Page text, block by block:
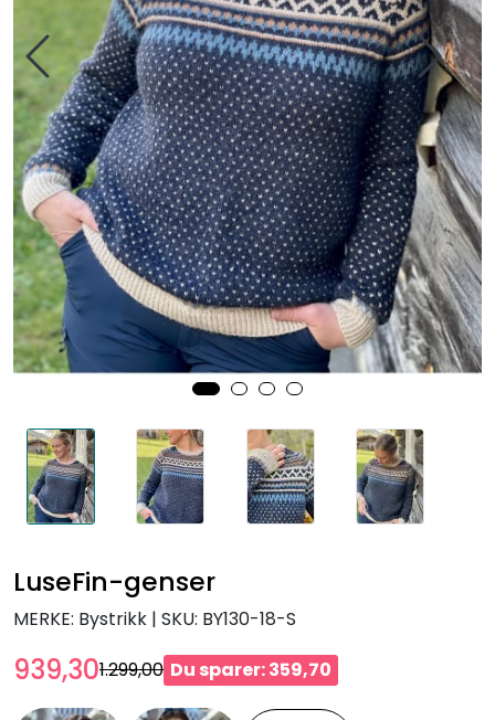
LuseFin-genser
MERKE: Bystrikk | SKU: BY130-18-S
939,301.299,00 Du sparer: 359,70